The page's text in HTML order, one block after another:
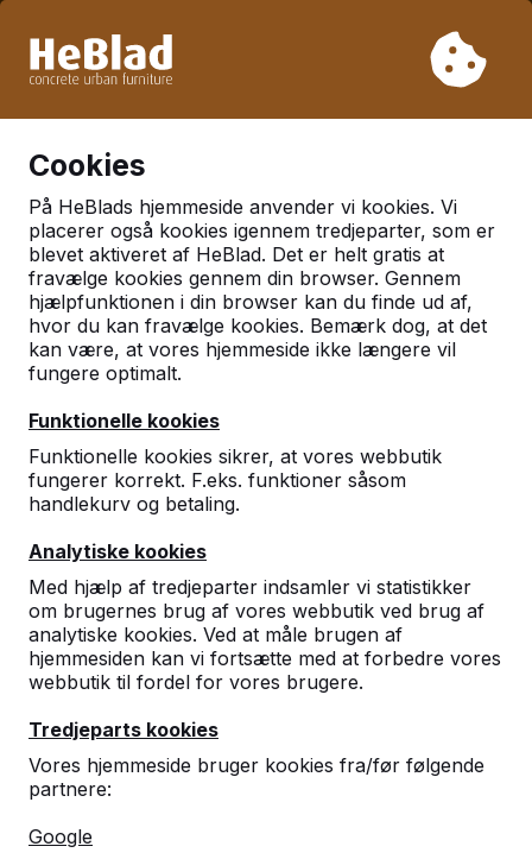
Så tag venligst højde for længere leveringstider.
Cookies
På HeBlads hjemmeside anvender vi kookies. Vi
placerer også kookies igennem tredjeparter, som er
blevet aktiveret af HeBlad. Det er helt gratis at
fravælge kookies gennem din browser. Gennem
hjælpfunktionen i din browser kan du finde ud af,
hvor du kan fravælge kookies. Bemærk dog, at det
kan være, at vores hjemmeside ikke længere vil
fungere optimalt.
Funktionelle kookies
Funktionelle kookies sikrer, at vores webbutik
fungerer korrekt. F.eks. funktioner såsom
handlekurv og betaling.
Analytiske kookies
Med hjælp af tredjeparter indsamler vi statistikker
om brugernes brug af vores webbutik ved brug af
analytiske kookies. Ved at måle brugen af
hjemmesiden kan vi fortsætte med at forbedre vores
webbutik til fordel for vores brugere.
Tredjeparts kookies
Vores hjemmeside bruger kookies fra/før følgende
partnere:
Google
Vi har solgt over 30.000 borde
Betonede bordtennisbord, bænker
og spilautomater.
Bestil direkte fra den velkendte fabrikant af
yderst robuste spilleborde.
Se vores borde -->